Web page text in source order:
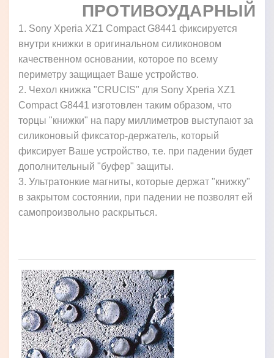
ПРОТИВОУДАРНЫЙ
1. Sony Xperia XZ1 Compact G8441 фиксируется
внутри книжки в оригинальном силиконовом
качественном основании, которое по всему
периметру защищает Ваше устройство.
2. Чехол книжка "CRUCIS" для Sony Xperia XZ1
Compact G8441 изготовлен таким образом, что
торцы "книжки" на пару миллиметров выступают за
силиконовый фиксатор-держатель, который
фиксирует Ваше устройство, т.е. при падении будет
дополнительный "буфер" защиты.
3. Ультратонкие магниты, которые держат "книжку"
в закрытом состоянии, при падении не позволят ей
самопроизвольно раскрыться.